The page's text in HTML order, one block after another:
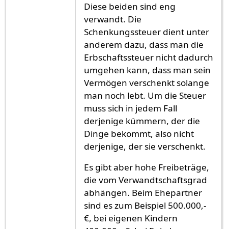
Diese beiden sind eng
verwandt. Die
Schenkungssteuer dient unter
anderem dazu, dass man die
Erbschaftssteuer nicht dadurch
umgehen kann, dass man sein
Vermögen verschenkt solange
man noch lebt. Um die Steuer
muss sich in jedem Fall
derjenige kümmern, der die
Dinge bekommt, also nicht
derjenige, der sie verschenkt.
Es gibt aber hohe Freibeträge,
die vom Verwandtschaftsgrad
abhängen. Beim Ehepartner
sind es zum Beispiel 500.000,-
€, bei eigenen Kindern